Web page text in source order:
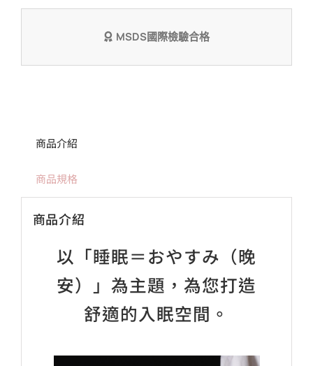
MSDS國際檢驗合格
商品介紹
商品規格
商品介紹
以「睡眠＝おやすみ（晚
安）」為主題，為您打造
舒適的入眠空間。